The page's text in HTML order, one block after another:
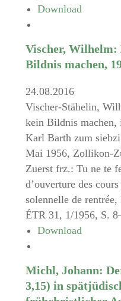
Download
Vischer,
Bildnis machen,
24.08.2016
Vischer-Stähelin,
kein Bildnis
Karl Barth zum
Mai 1956, Zollikon-
Zuerst frz.: Tu ne te
d’ouverture des
solennelle de
ÉTR 31, 1/1956, S.
Download
Michl, Johann:
3,15) in